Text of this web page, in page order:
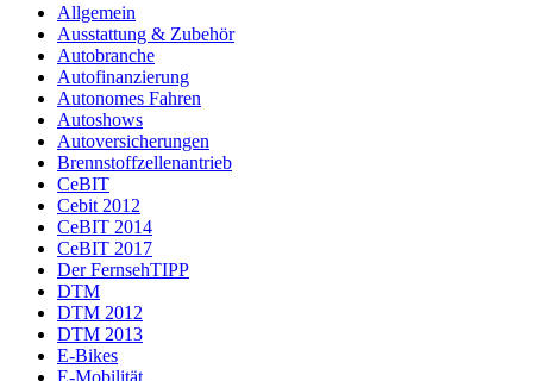
Allgemein
Ausstattung & Zubehör
Autobranche
Autofinanzierung
Autonomes Fahren
Autoshows
Autoversicherungen
Brennstoffzellenantrieb
CeBIT
Cebit 2012
CeBIT 2014
CeBIT 2017
Der FernsehTIPP
DTM
DTM 2012
DTM 2013
E-Bikes
E-Mobilität